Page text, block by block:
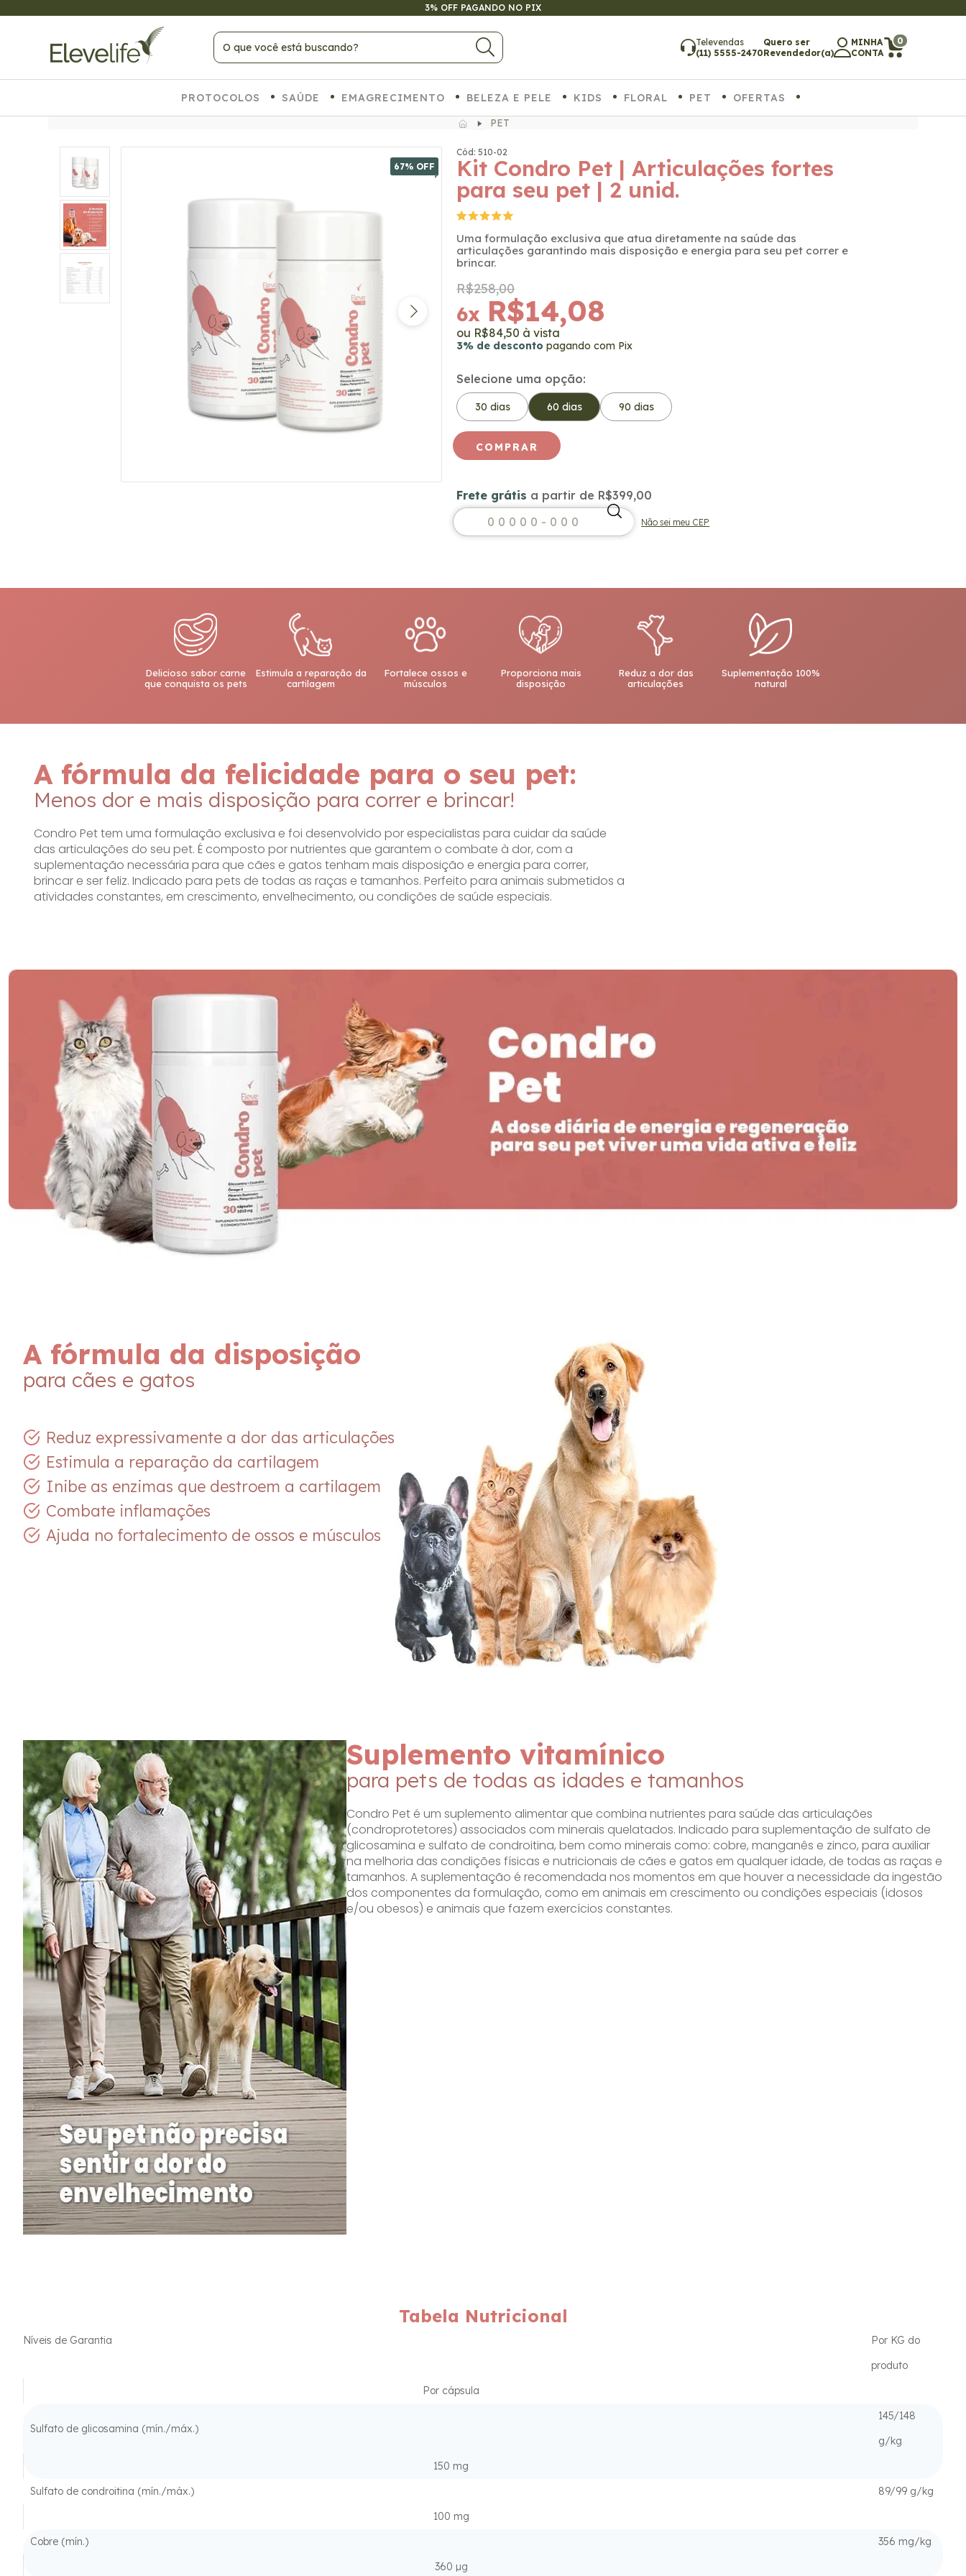
ATÉ 6X SEM JUROS NO CARTÃO
Televendas
(11) 5555-2470
Quero ser
Revendedor(a)
MINHA
CONTA
0
PROTOCOLOS SAÚDE EMAGRECIMENTO BELEZA E PELE KIDS FLORAL PET
OFERTAS
PET
67% OFF
Cód: 510-02
Kit Condro Pet | Articulações fortes
para seu pet | 2 unid.
Uma formulação exclusiva que atua diretamente na saúde das
articulações garantindo mais disposição e energia para seu pet correr e
brincar.
R$258,00
6x R$14,08
3% de desconto pagando com Pix
R$84,50
Selecione uma opção:
30 dias 60 dias 90 dias
Frete grátis R$399,00
Entregas para o CEP:
Frete grátis a partir de R$399,00
Não sei meu CEP
Delicioso sabor carne
que conquista os pets
Estimula a reparação da
cartilagem
Fortalece ossos e
músculos
Proporciona mais
disposição
Reduz a dor das
articulações
Suplementação 100%
natural
A fórmula da felicidade para o seu pet:
Menos dor e mais disposição para correr e brincar!
Condro Pet tem uma formulação exclusiva e foi desenvolvido por especialistas para cuidar da saúde
das articulações do seu pet. É composto por nutrientes que garantem o combate à dor, com a
suplementação necessária para que cães e gatos tenham mais disposição e energia para correr,
brincar e ser feliz. Indicado para pets de todas as raças e tamanhos. Perfeito para animais submetidos a
atividades constantes, em crescimento, envelhecimento, ou condições de saúde especiais.
A fórmula da disposição
para cães e gatos
Reduz expressivamente a dor das articulações
Estimula a reparação da cartilagem
Inibe as enzimas que destroem a cartilagem
Combate inflamações
Ajuda no fortalecimento de ossos e músculos
Suplemento vitamínico
para pets de todas as idades e tamanhos
Condro Pet é um suplemento alimentar que combina nutrientes para saúde das articulações
(condroprotetores) associados com minerais quelatados. Indicado para suplementação de sulfato de
glicosamina e sulfato de condroitina, bem como minerais como: cobre, manganês e zinco, para auxiliar
na melhoria das condições físicas e nutricionais de cães e gatos em qualquer idade, de todas as raças e
tamanhos. A suplementação é recomendada nos momentos em que houver a necessidade da ingestão
dos componentes da formulação, como em animais em crescimento ou condições especiais (idosos
e/ou obesos) e animais que fazem exercícios constantes.
Tabela Nutricional
Níveis de Garantia
Por KG do
produto
Por cápsula
Sulfato de glicosamina (mín./máx.)
145/148
g/kg
150 mg
Sulfato de condroitina (mín./máx.)
89/99 g/kg
100 mg
Cobre (mín.)
356 mg/kg
360 µg